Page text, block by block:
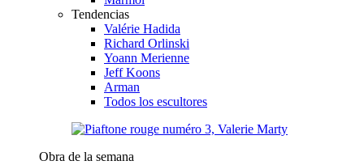
Tendencias
Valérie Hadida
Richard Orlinski
Yoann Merienne
Jeff Koons
Arman
Todos los escultores
Obra de la semana